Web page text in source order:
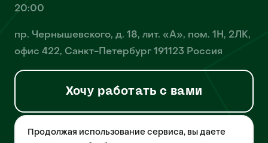
20:00
пр. Чернышевского, д. 18, лит. «А», пом. 1Н, 2ЛК,
офис 422, Санкт-Петербург 191123 Россия
Хочу работать с вами
© 2026 Pet-Yes. ООО «Биржа домашних животных «Пет-Ес»
Продолжая использование сервиса, вы даете